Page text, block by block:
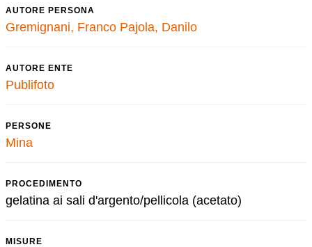
AUTORE PERSONA
Gremignani, Franco Pajola, Danilo
AUTORE ENTE
Publifoto
PERSONE
Mina
PROCEDIMENTO
gelatina ai sali d'argento/pellicola (acetato)
MISURE